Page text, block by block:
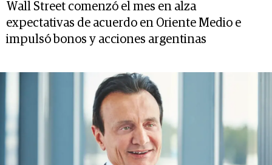
Wall Street comenzó el mes en alza
expectativas de acuerdo en Oriente Medio e
impulsó bonos y acciones argentinas